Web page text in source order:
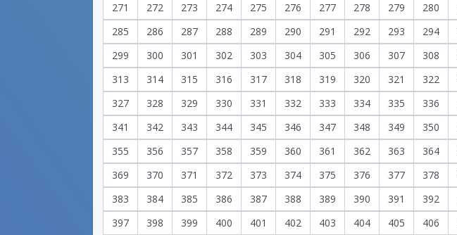
271
272 273 274 275 276 277 278 279 280
285
286 287 288 289 290 291 292 293 294
299
300 301 302 303 304 305 306 307 308
313
314 315 316 317 318 319 320 321 322
327
328 329 330 331 332 333 334 335 336
341
342 343 344 345 346 347 348 349 350
355
356 357 358 359 360 361 362 363 364
369
370 371 372 373 374 375 376 377 378
383
384 385 386 387 388 389 390 391 392
397
398 399 400 401 402 403 404 405 406